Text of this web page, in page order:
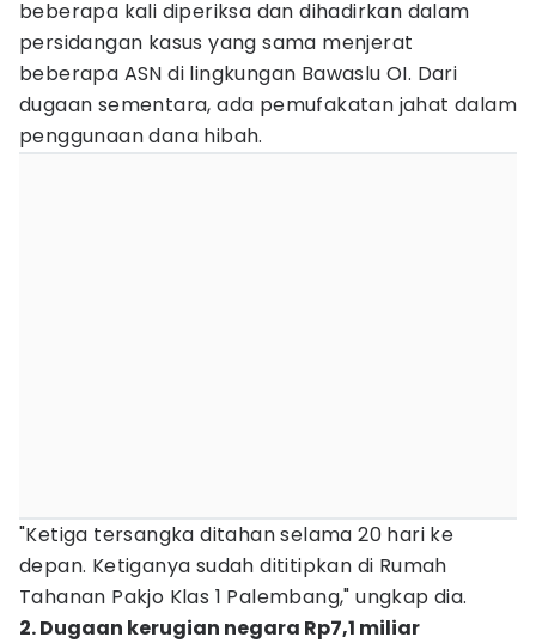
beberapa kali diperiksa dan dihadirkan dalam
persidangan kasus yang sama menjerat
beberapa ASN di lingkungan Bawaslu OI. Dari
dugaan sementara, ada pemufakatan jahat dalam
penggunaan dana hibah.
"Ketiga tersangka ditahan selama 20 hari ke
depan. Ketiganya sudah dititipkan di Rumah
Tahanan Pakjo Klas 1 Palembang," ungkap dia.
2. Dugaan kerugian negara Rp7,1 miliar